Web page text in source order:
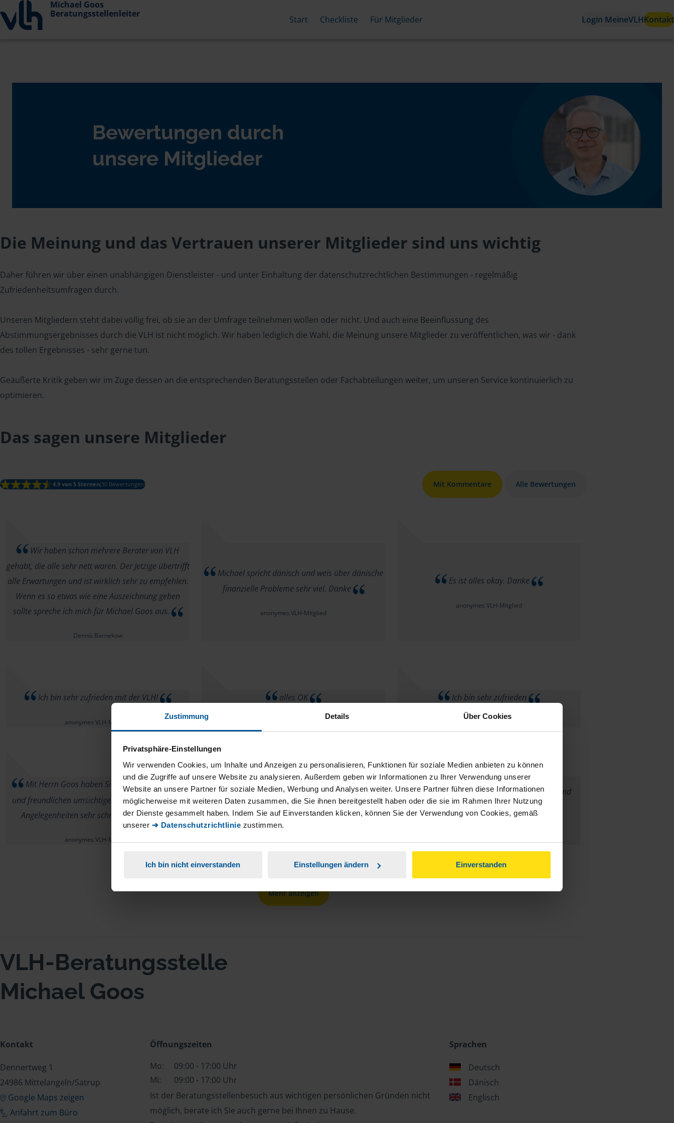
Zustimmung Details Über Cookies
Privatsphäre-Einstellungen
Wir verwenden Cookies, um Inhalte und Anzeigen zu personalisieren, Funktionen für soziale Medien anbieten zu können
und die Zugriffe auf unsere Website zu analysieren. Außerdem geben wir Informationen zu Ihrer Verwendung unserer
Website an unsere Partner für soziale Medien, Werbung und Analysen weiter. Unsere Partner führen diese Informationen
möglicherweise mit weiteren Daten zusammen, die Sie ihnen bereitgestellt haben oder die sie im Rahmen Ihrer Nutzung
der Dienste gesammelt haben. Indem Sie auf Einverstanden klicken, können Sie der Verwendung von Cookies, gemäß
unserer ➔ Datenschutzrichtlinie zustimmen.
Ich bin nicht einverstanden Einstellungen ändern Einverstanden
Michael Goos
Beratungsstellenleiter
Start Checkliste Für Mitglieder Login MeineVLHKontakt
Bewertungen durch
unsere Mitglieder
Die Meinung und das Vertrauen unserer Mitglieder sind uns wichtig
Daher führen wir über einen unabhängigen Dienstleister - und unter Einhaltung der datenschutzrechtlichen Bestimmungen - regelmäßig
Zufriedenheitsumfragen durch.
Unseren Mitgliedern steht dabei völlig frei, ob sie an der Umfrage teilnehmen wollen oder nicht. Und auch eine Beeinflussung des
Abstimmungsergebnisses durch die VLH ist nicht möglich. Wir haben lediglich die Wahl, die Meinung unsere Mitglieder zu veröffentlichen, was wir - dank
des tollen Ergebnisses - sehr gerne tun.
Geäußerte Kritik geben wir im Zuge dessen an die entsprechenden Beratungsstellen oder Fachabteilungen weiter, um unseren Service kontinuierlich zu
optimieren.
Das sagen unsere Mitglieder
4.9 von 5 Sternen(30 Bewertungen) Mit Kommentare Alle Bewertungen
Wir haben schon mehrere Berater von VLH
gehabt, die alle sehr nett waren. Der Jetzige übertrifft
alle Erwartungen und ist wirklich sehr zu empfehlen.
Wenn es so etwas wie eine Auszeichnung geben
sollte spreche ich mich für Michael Goos aus.
Dennis Barnekow
Michael spricht dänisch und weis über dänische
finanzielle Probleme sehr viel. Danke
anonymes VLH-Mitglied
Es ist alles okay. Danke
anonymes VLH-Mitglied
Ich bin sehr zufrieden mit der VLH!
anonymes VLH-Mitglied
alles OK Ich bin sehr zufrieden
Mit Herrn Goos haben Sie einen kompetenten
und freundlichen umsichtigen Mitarbeiter, der die
Angelegenheiten sehr schnell bearbeitet.
anonymes VLH-Mitglied
Es ist natürlich nicht billig.
anonymes VLH-Mitglied
Alles super, mir gefällt die Transparenz und
Ehrlichkeit sehr!
Mehr anzeigen
VLH-Beratungsstelle
Michael Goos
Kontakt
Dennertweg 1
24986 Mittelangeln/Satrup
Google Maps zeigen
Anfahrt zum Büro
Öffnungszeiten
Mo:
09:00 - 17:00 Uhr
Mi:
09:00 - 17:00 Uhr
Ist der Beratungsstellenbesuch aus wichtigen persönlichen Gründen nicht
möglich, berate ich Sie auch gerne bei Ihnen zu Hause.
Sprachen
Deutsch
Dänisch
Englisch